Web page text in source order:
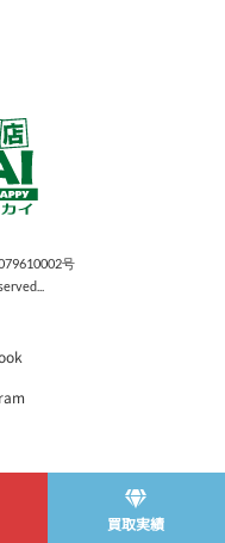
号
買取実績